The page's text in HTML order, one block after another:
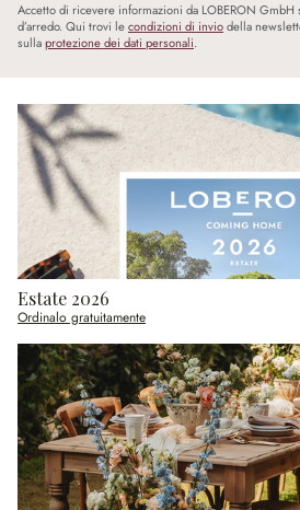
Accetto di ricevere informazioni da LOBERON
d’arredo. Qui trovi lecondizioni di inviodella
sullaprotezione dei dati personali.
Estate 2026
Ordinalo gratuitamente